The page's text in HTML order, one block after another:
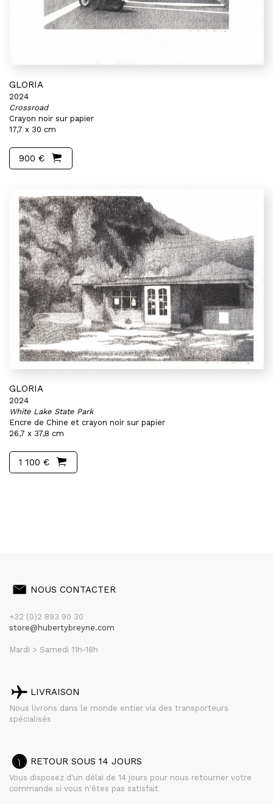
GLORIA
2024
Crossroad
Crayon noir sur papier
17,7 x 30 cm
900 €
GLORIA
2024
White Lake State Park
Encre de Chine et crayon noir sur papier
26,7 x 37,8 cm
1 100 €
NOUS CONTACTER
+32 (0)2 893 90 30
store@hubertybreyne.com
Mardi > Samedi 11h-18h
LIVRAISON
Nous livrons dans le monde entier via des transporteurs
spécialisés
RETOUR SOUS 14 JOURS
Vous disposez d'un délai de 14 jours pour nous retourner votre
commande si vous n'êtes pas satisfait